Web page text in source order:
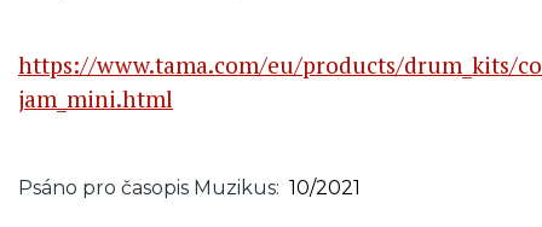
https://www.tama.com/eu/products/drum_kits/
jam_mini.html
Psáno pro časopis Muzikus 10/2021